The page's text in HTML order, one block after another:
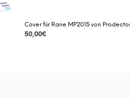
Cover für Rane MP2015 von
50,00€